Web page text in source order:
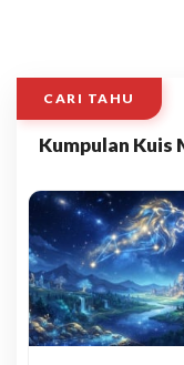
CARI TAHU
Kumpulan Kuis